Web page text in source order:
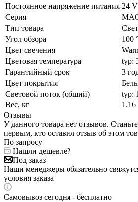
Постоянное напряжение питания 24 V
Серия
Тип товара
Угол обзора
100 °
Цвет свечения
Цветовая температура
typ:
Гарантийный срок
3
Цвет покрытия
Световой поток (общий)
typ:
Вес, кг
1.16
Отзывы
У данного товара нет отзывов. Станьте
первым, кто оставил отзыв об этом
По запросу
Нашли дешевле?
Под заказ
Наши менеджеры обязательно
условия заказа
Самовывоз сегодня - бесплатно